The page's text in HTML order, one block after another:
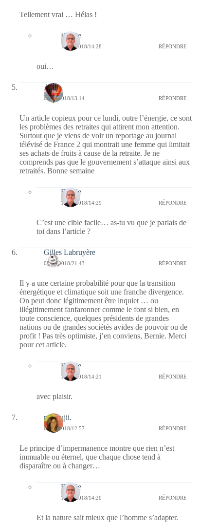
Tellement vrai … Hélas !
Bernie
11/10/2018/14:28 RÉPONDRE
oui…
Ava
09/10/2018/13:14 RÉPONDRE
Un article copieux pour ce lundi, outre l’énergie, ce sont
les problèmes des retraites qui attirent mon attention.
Surtout que je viens de voir un reportage au journal
télévisé de France 2 qui montrait une femme qui limitait
ses achats de fruits à cause de la retraite. Je ne
comprends pas que le gouvernement s’attaque ainsi aux
retraités. Bonne semaine
Bernie
11/10/2018/14:29 RÉPONDRE
C’est une cible facile… as-tu vu que je parlais de
toi dans l’article ?
Gilles Labruyère
08/10/2018/21:43 RÉPONDRE
Il y a une certaine probabilité pour que la transition
énergétique et climatique soit une franche divergence.
On peut donc légitimement être inquiet … ou
illégitimement fanfaronner comme le font si bien, en
toute conscience, quelques présidents de grandes
nations ou de grandes sociétés avides de pouvoir ou de
profit ! Pas très optimiste, j’en conviens, Bernie. Merci
pour cet article.
Bernie
11/10/2018/14:21 RÉPONDRE
avec plaisir.
missfujii.
08/10/2018/12:57 RÉPONDRE
Le principe d’impermanence montre que rien n’est
immuable ou éternel, que chaque chose tend à
disparaître ou à changer…
Bernie
11/10/2018/14:20 RÉPONDRE
Et la nature sait mieux que l’homme s’adapter.